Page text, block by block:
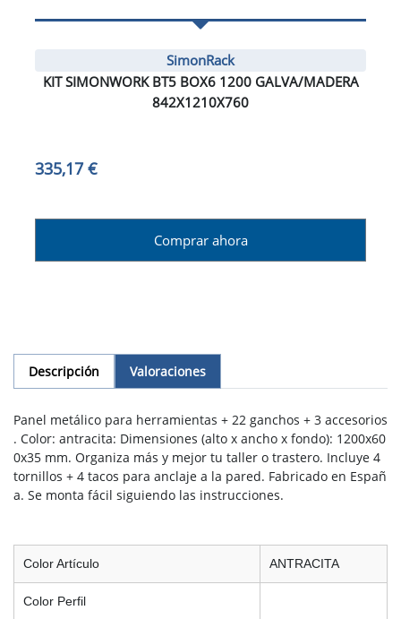
SimonRack
KIT SIMONWORK BT5 BOX6 1200 GALVA/MADERA
842X1210X760
335,17 €
Comprar ahora
Descripción Valoraciones
Panel metálico para herramientas + 22 ganchos + 3 accesorios
. Color: antracita: Dimensiones (alto x ancho x fondo): 1200x60
0x35 mm. Organiza más y mejor tu taller o trastero. Incluye 4
tornillos + 4 tacos para anclaje a la pared. Fabricado en Españ
a. Se monta fácil siguiendo las instrucciones.
Color Artículo ANTRACITA
Color Perfil